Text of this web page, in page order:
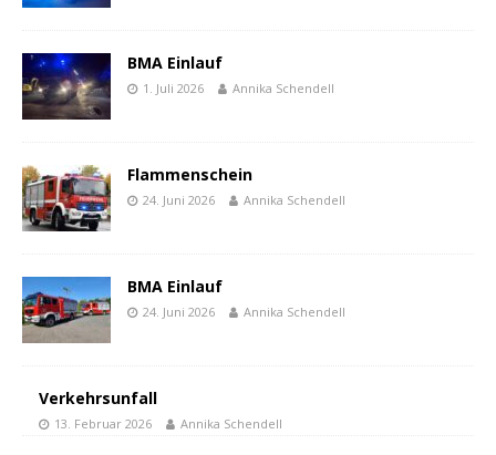
BMA Einlauf
1. Juli 2026 Annika Schendell
Flammenschein
24. Juni 2026 Annika Schendell
BMA Einlauf
24. Juni 2026 Annika Schendell
Verkehrsunfall
13. Februar 2026 Annika Schendell